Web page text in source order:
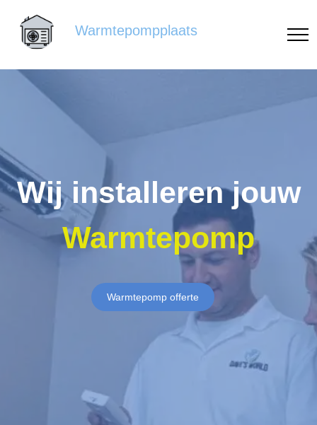
Warmtepompplaats
Wij installeren jouw
Warmtepomp
Warmtepomp offerte